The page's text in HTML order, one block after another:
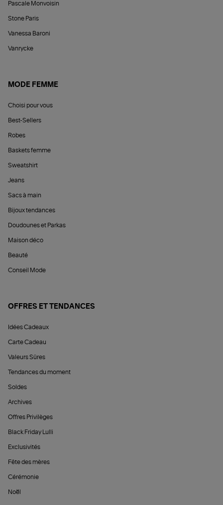
Pascale Monvoisin
Stone Paris
Vanessa Baroni
Vanrycke
MODE FEMME
Choisi pour vous
Best-Sellers
Robes
Baskets femme
Sweatshirt
Jeans
Sacs à main
Bijoux tendances
Doudounes et Parkas
Maison déco
Beauté
Conseil Mode
OFFRES ET TENDANCES
Idées Cadeaux
Carte Cadeau
Valeurs Sûres
Tendances du moment
Soldes
Archives
Offres Privilèges
Black Friday Lulli
Exclusivités
Fête des mères
Cérémonie
Noël